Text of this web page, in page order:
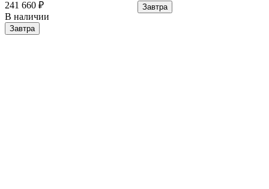
241 660 ₽
В наличии
Завтра
Завтра